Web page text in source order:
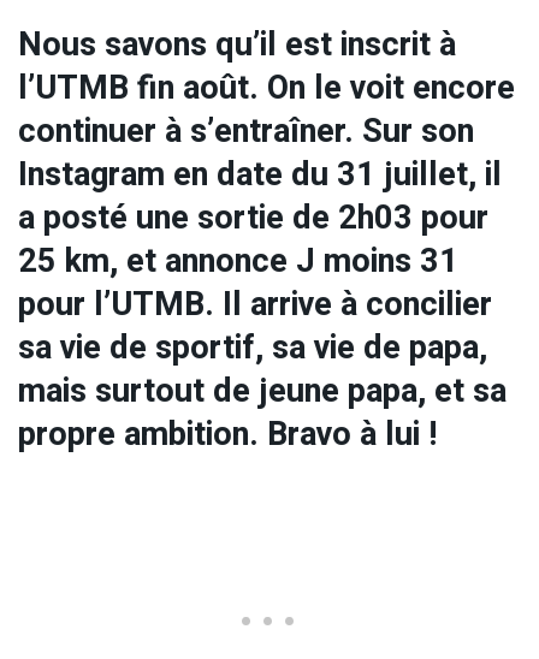
Nous savons qu’il est inscrit à
l’UTMB fin août. On le voit encore
continuer à s’entraîner. Sur son
Instagram en date du 31 juillet, il
a posté une sortie de 2h03 pour
25 km, et annonce J moins 31
pour l’UTMB. Il arrive à concilier
sa vie de sportif, sa vie de papa,
mais surtout de jeune papa, et sa
propre ambition. Bravo à lui !